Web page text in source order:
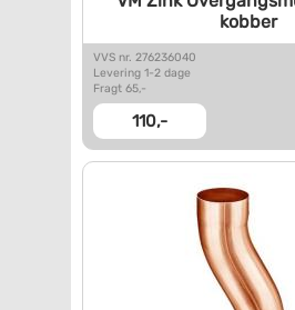
kobber
VVS nr. 276236040
Levering 1-2 dage
Fragt 65,-
110,-